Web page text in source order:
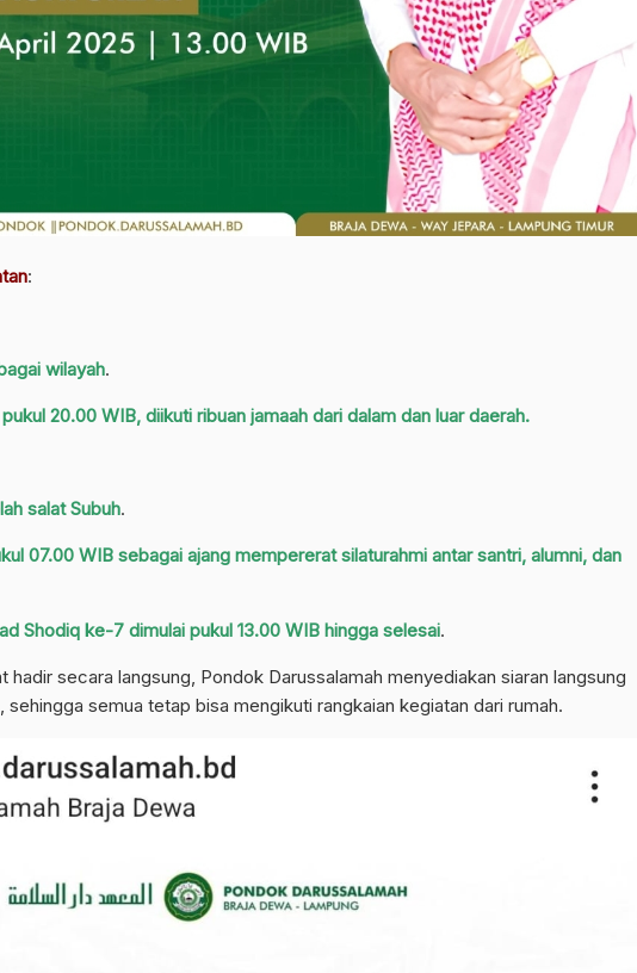
:
wilayah.
20.00 WIB, diikuti ribuan jamaah dari dalam dan luar daerah.
salat Subuh.
07.00 WIB sebagai ajang mempererat silaturahmi antar santri, alumni, dan
Shodiq ke-7 dimulai pukul 13.00 WIB hingga selesai.
hadir secara langsung, Pondok Darussalamah menyediakan siaran langsung
sehingga semua tetap bisa mengikuti rangkaian kegiatan dari rumah.